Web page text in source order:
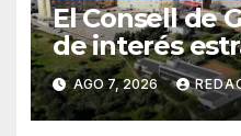
El Consell de
de interés
obras de
CEIP de
AGO 7, 2026